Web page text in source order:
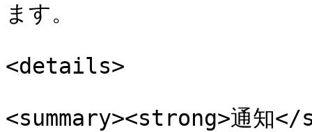
ます。
<details>
<summary><strong>通知</